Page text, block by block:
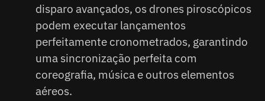
disparo avançados, os drones piroscópicos
podem executar lançamentos
perfeitamente cronometrados, garantindo
uma sincronização perfeita com
coreografia, música e outros elementos
aéreos.